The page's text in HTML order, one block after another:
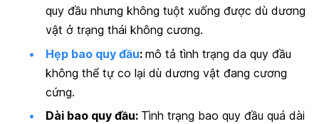
quy đầu nhưng không tuột xuống được dù dương
vật ở trạng thái không cương.
Hẹp bao quy đầu: mô tả tình trạng da quy đầu
không thể tự co lại dù dương vật đang cương
cứng.
Dài bao quy đầu: Tình trạng bao quy đầu quá dài